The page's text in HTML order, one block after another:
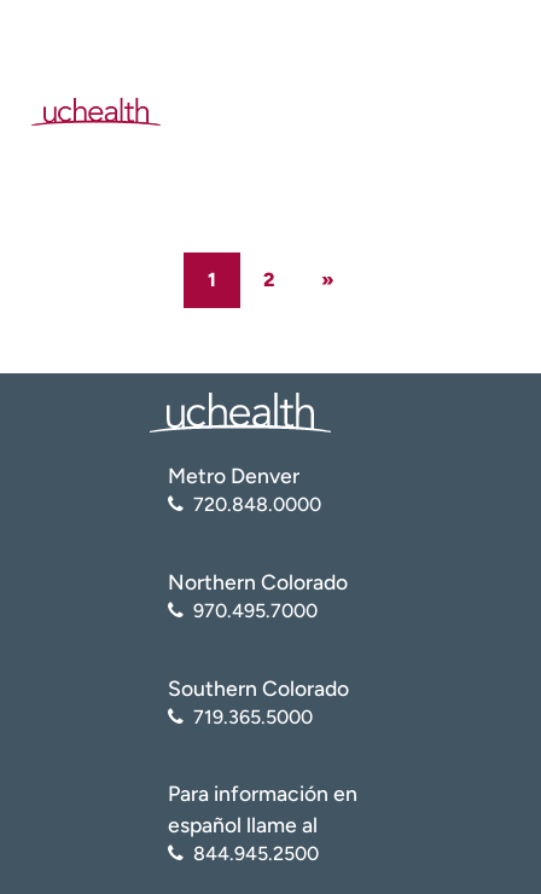
1 2 »
Metro Denver
720.848.0000
Northern Colorado
970.495.7000
Southern Colorado
719.365.5000
Para información en
español llame al
844.945.2500